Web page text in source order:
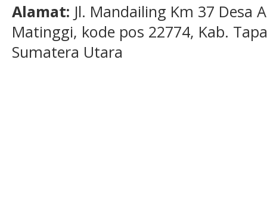
Alamat: Jl. Mandailing Km 37 Desa
Matinggi, kode pos 22774, Kab.
Sumatera Utara